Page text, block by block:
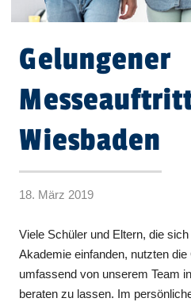
Gelungener
Wiesbaden
18. März 2019
Viele Schüler und Eltern, die
Akademie einfanden, nutzten
umfassend von unserem Team
beraten zu lassen. Im